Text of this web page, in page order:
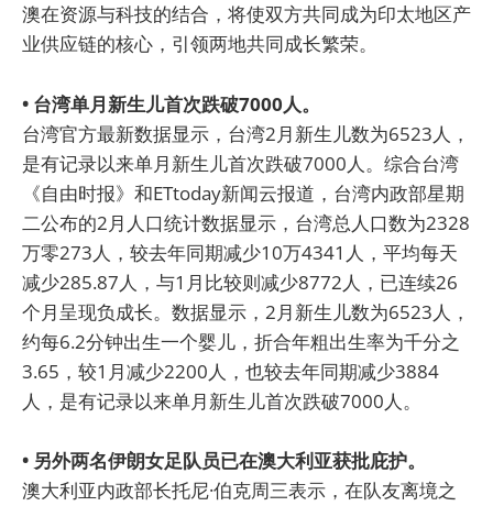
澳在资源与科技的结合，将使双方共同成为印太地区产
业供应链的核心，引领两地共同成长繁荣。
• 台湾单月新生儿首次跌破7000人。
台湾官方最新数据显示，台湾2月新生儿数为6523人，
是有记录以来单月新生儿首次跌破7000人。综合台湾
《自由时报》和ETtoday新闻云报道，台湾内政部星期
二公布的2月人口统计数据显示，台湾总人口数为2328
万零273人，较去年同期减少10万4341人，平均每天
减少285.87人，与1月比较则减少8772人，已连续26
个月呈现负成长。数据显示，2月新生儿数为6523人，
约每6.2分钟出生一个婴儿，折合年粗出生率为千分之
3.65，较1月减少2200人，也较去年同期减少3884
人，是有记录以来单月新生儿首次跌破7000人。
• 另外两名伊朗女足队员已在澳大利亚获批庇护。
澳大利亚内政部长托尼·伯克周三表示，在队友离境之